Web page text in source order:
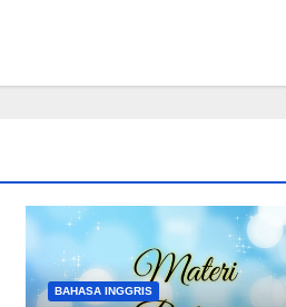
BAHASA INGGRIS